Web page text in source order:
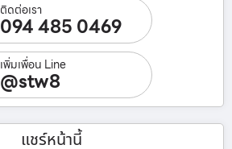
ติดต่อเรา
094 485 0469
เพิ่มเพื่อน Line
@stw8
แชร์หน้านี้